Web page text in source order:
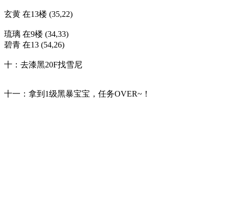
玄黄 在13楼 (35,22)
琉璃 在9楼 (34,33)
碧青 在13 (54,26)
十：去漆黑20F找雪尼
十一：拿到1级黑暴宝宝，任务OVER~！